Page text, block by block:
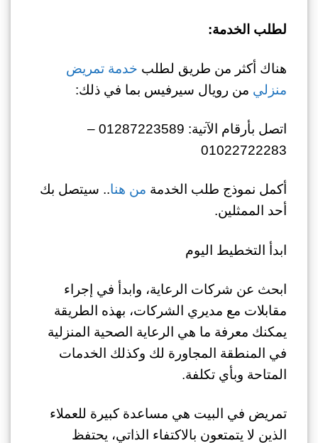
لطلب الخدمة:
هناك أكثر من طريق لطلب خدمة تمريض
منزلي من رويال سيرفيس بما في ذلك:
اتصل بأرقام الآتية: 01287223589 –
01022722283
أكمل نموذج طلب الخدمة من هنا.. سيتصل بك
أحد الممثلين.
ابدأ التخطيط اليوم
ابحث عن شركات الرعاية، وابدأ في إجراء
مقابلات مع مديري الشركات، بهذه الطريقة
يمكنك معرفة ما هي الرعاية الصحية المنزلية
في المنطقة المجاورة لك وكذلك الخدمات
المتاحة وبأي تكلفة.
تمريض في البيت هي مساعدة كبيرة للعملاء
الذين لا يتمتعون بالاكتفاء الذاتي، يحتفظ